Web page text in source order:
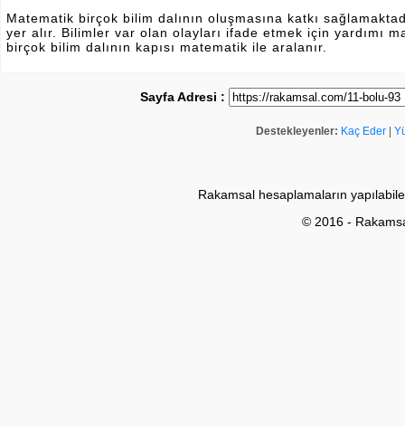
Matematik birçok bilim dalının oluşmasına katkı
yer alır. Bilimler var olan olayları ifade etmek için yardımı
birçok bilim dalının kapısı matematik ile aralanır.
Sayfa Adresi :
Destekleyenler: Kaç Eder
Rakamsal hesaplamaların
© 2016 -